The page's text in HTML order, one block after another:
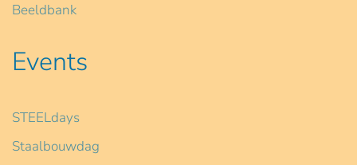
Beeldbank
Events
STEELdays
Staalbouwdag